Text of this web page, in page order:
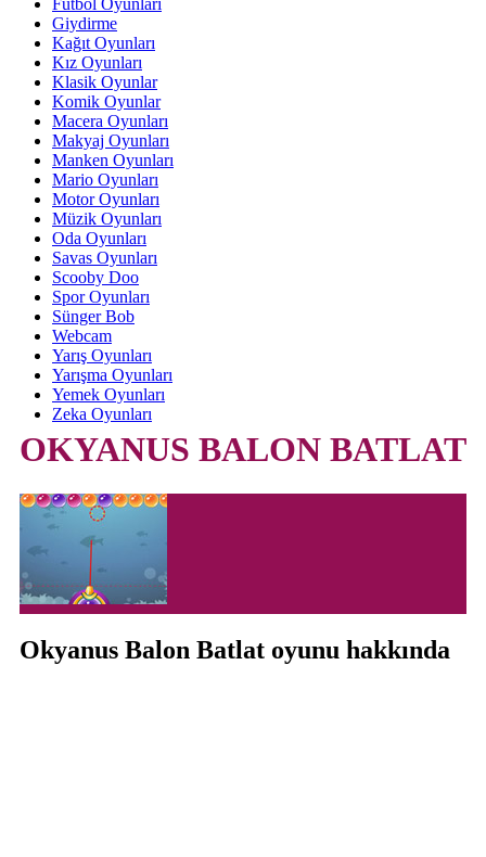
Futbol Oyunları
Giydirme
Kağıt Oyunları
Kız Oyunları
Klasik Oyunlar
Komik Oyunlar
Macera Oyunları
Makyaj Oyunları
Manken Oyunları
Mario Oyunları
Motor Oyunları
Müzik Oyunları
Oda Oyunları
Savas Oyunları
Scooby Doo
Spor Oyunları
Sünger Bob
Webcam
Yarış Oyunları
Yarışma Oyunları
Yemek Oyunları
Zeka Oyunları
OKYANUS BALON BATLAT
Okyanus Balon Batlat oyunu hakkında